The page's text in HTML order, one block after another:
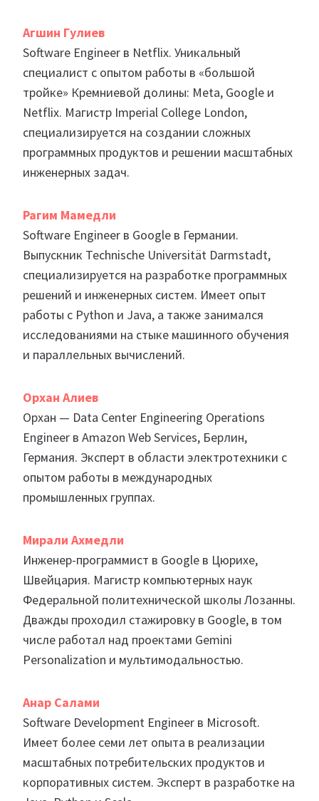
Агшин Гулиев
Software Engineer в Netflix. Уникальный
специалист с опытом работы в «большой
тройке» Кремниевой долины: Meta, Google и
Netflix. Магистр Imperial College London,
специализируется на создании сложных
программных продуктов и решении масштабных
инженерных задач.
Рагим Мамедли
Software Engineer в Google в Германии.
Выпускник Technische Universität Darmstadt,
специализируется на разработке программных
решений и инженерных систем. Имеет опыт
работы с Python и Java, а также занимался
исследованиями на стыке машинного обучения
и параллельных вычислений.
Орхан Алиев
Орхан — Data Center Engineering Operations
Engineer в Amazon Web Services, Берлин,
Германия. Эксперт в области электротехники с
опытом работы в международных
промышленных группах.
Мирали Ахмедли
Инженер-программист в Google в Цюрихе,
Швейцария. Магистр компьютерных наук
Федеральной политехнической школы Лозанны.
Дважды проходил стажировку в Google, в том
числе работал над проектами Gemini
Personalization и мультимодальностью.
Анар Салами
Software Development Engineer в Microsoft.
Имеет более семи лет опыта в реализации
масштабных потребительских продуктов и
корпоративных систем. Эксперт в разработке на